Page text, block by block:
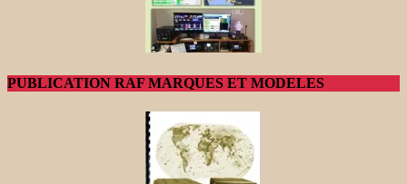
PUBLICATION RAF MARQUES ET MODELES